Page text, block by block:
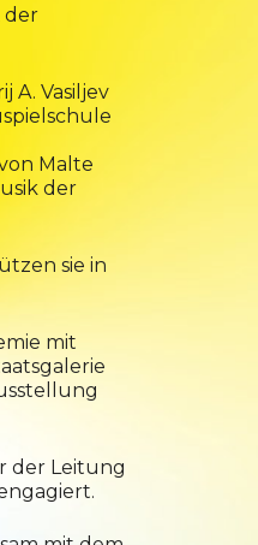
der
A. Vasiljev
Malte
der
sie in
mit
der Leitung